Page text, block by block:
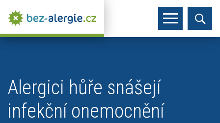
Alergici hůře snášejí
infekční onemocnění